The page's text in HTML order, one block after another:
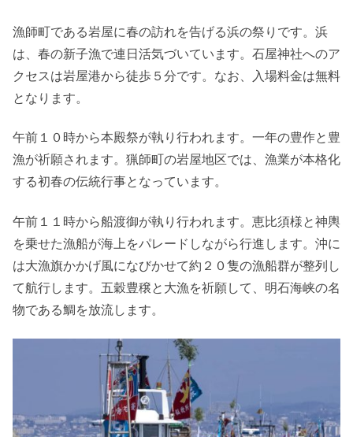
漁師町である岩屋に春の訪れを告げる浜の祭りです。浜
は、春の新子漁で連日活気づいています。石屋神社へのア
クセスは岩屋港から徒歩５分です。なお、入場料金は無料
となります。
午前１０時から本殿祭が執り行われます。一年の豊作と豊
漁が祈願されます。猟師町の岩屋地区では、漁業が本格化
する初春の伝統行事となっています。
午前１１時から船渡御が執り行われます。恵比須様と神輿
を乗せた漁船が海上をパレードしながら行進します。沖に
は大漁旗かかげ風になびかせて約２０隻の漁船群が整列し
て航行します。五穀豊穣と大漁を祈願して、明石海峡の名
物である鯛を放流します。